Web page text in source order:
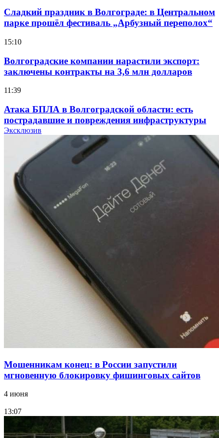
Сладкий праздник в Волгограде: в Центральном
парке прошёл фестиваль „Арбузный переполох“
15:10
Волгоградские компании нарастили экспорт:
заключены контракты на 3,6 млн долларов
11:39
Атака БПЛА в Волгоградской области: есть
пострадавшие и повреждения инфраструктуры
Волгоградские вузы в топе зарплатного
рейтинга: ВолгГТУ и ВолгГМУ вошли в топ‑15
для химической отрасли и фармацевтики
18:39
В Красноармейском районе Волгограда стартует
конкурс на ремонт моста через Волго‑Донской
судоходный канал
Фестиваль #ТриЧетыре в Волгограде пройдёт
11–13 сентября в рамках Года единства народов
Эксклюзив
Мошенникам конец: в России запустили
мгновенную блокировку фишинговых сайтов
4 июня
13:07